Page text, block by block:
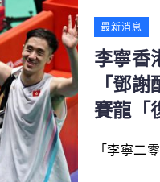
最新消息
李寧香
「鄧
賽龍「
「李寧二